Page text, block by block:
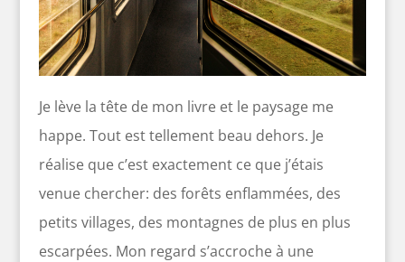
Je lève la tête de mon livre et le paysage me
happe. Tout est tellement beau dehors. Je
réalise que c’est exactement ce que j’étais
venue chercher: des forêts enflammées, des
petits villages, des montagnes de plus en plus
escarpées. Mon regard s’accroche à une